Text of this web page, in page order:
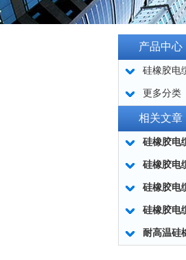
产品中心
硅橡胶电
更多分类
相关文章
耐高温硅